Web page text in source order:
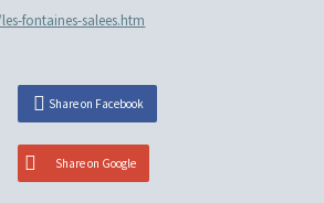
fontaines-salees.htm
Share on Facebook
Share on Google